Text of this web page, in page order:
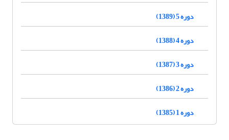
دوره 5 (1389)
دوره 4 (1388)
دوره 3 (1387)
دوره 2 (1386)
دوره 1 (1385)